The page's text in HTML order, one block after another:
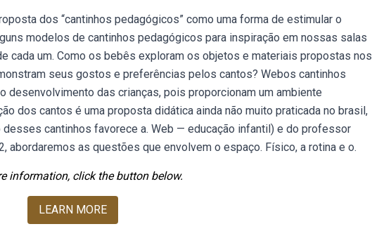
dos “cantinhos pedagógicos” como uma forma de estimular o
modelos de cantinhos pedagógicos para inspiração em nossas salas
cada um. Como os bebês exploram os objetos e materiais propostas nos
seus gostos e preferências pelos cantos? Webos cantinhos
desenvolvimento das crianças, pois proporcionam um ambiente
dos cantos é uma proposta didática ainda não muito praticada no brasil,
cantinhos favorece a. Web — educação infantil) e do professor
abordaremos as questões que envolvem o espaço. Físico, a rotina e o.
information, click the button below.
LEARN MORE